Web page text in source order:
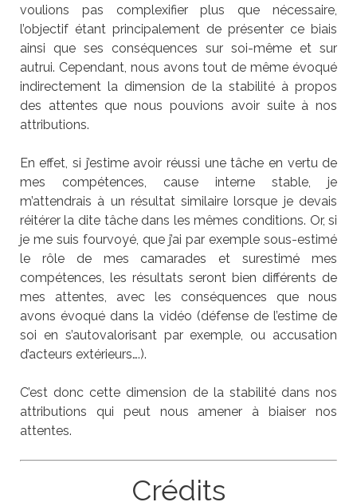
voulions pas complexifier plus que nécessaire,
l’objectif étant principalement de présenter ce biais
ainsi que ses conséquences sur soi-même et sur
autrui. Cependant, nous avons tout de même évoqué
indirectement la dimension de la stabilité à propos
des attentes que nous pouvions avoir suite à nos
attributions.
En effet, si j’estime avoir réussi une tâche en vertu de
mes compétences, cause interne stable, je
m’attendrais à un résultat similaire lorsque je devais
réitérer la dite tâche dans les mêmes conditions. Or, si
je me suis fourvoyé, que j’ai par exemple sous-estimé
le rôle de mes camarades et surestimé mes
compétences, les résultats seront bien différents de
mes attentes, avec les conséquences que nous
avons évoqué dans la vidéo (défense de l’estime de
soi en s’autovalorisant par exemple, ou accusation
d’acteurs extérieurs….).
C’est donc cette dimension de la stabilité dans nos
attributions qui peut nous amener à biaiser nos
attentes.
Crédits